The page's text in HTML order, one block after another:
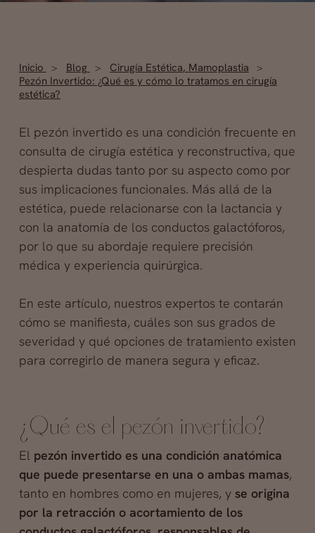
Inicio Blog Cirugía Estética, Mamoplastia
Pezón Invertido: ¿Qué es y cómo lo tratamos en cirugía
estética?
El pezón invertido es una condición frecuente en
consulta de cirugía estética y reconstructiva, que
despierta dudas tanto por su aspecto como por
sus implicaciones funcionales. Más allá de la
estética, puede relacionarse con la lactancia y
con la anatomía de los conductos galactóforos,
por lo que su abordaje requiere precisión
médica y experiencia quirúrgica.
En este artículo, nuestros expertos te contarán
cómo se manifiesta, cuáles son sus grados de
severidad y qué opciones de tratamiento existen
para corregirlo de manera segura y eficaz.
¿Qué es el pezón invertido?
El pezón invertido es una condición anatómica
que puede presentarse en una o ambas mamas,
tanto en hombres como en mujeres, y se origina
por la retracción o acortamiento de los